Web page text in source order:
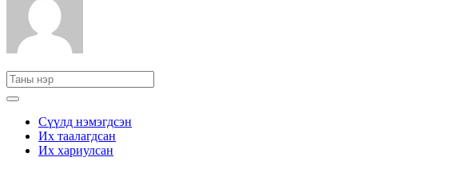
Сүүлд нэмэгдсэн
Их таалагдсан
Их хариулсан